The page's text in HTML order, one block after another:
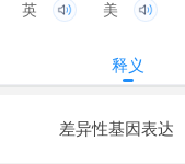
英 美
释义
差异性基因表达